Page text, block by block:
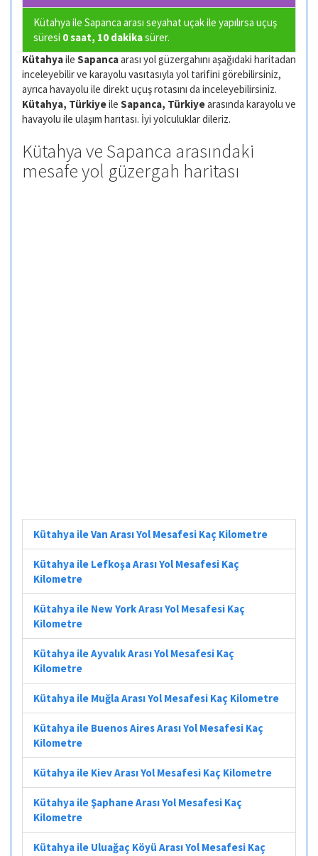
Kütahya ile Sapanca arası seyahat uçak ile yapılırsa uçuş
süresi 0 saat, 10 dakikasürer.
Kütahyaile Sapancaarası yol güzergahını aşağıdaki haritadan
inceleyebilir ve karayolu vasıtasıyla yol tarifini görebilirsiniz,
ayrıca havayolu ile direkt uçuş rotasını da inceleyebilirsiniz.
Kütahya, Türkiyeile Sapanca, Türkiyearasında karayolu ve
havayolu ile ulaşım harıtası. İyi yolculuklar dileriz.
Kütahya ve Sapanca arasındaki
mesafe yol güzergah haritası
Kütahya ile Van Arası Yol Mesafesi Kaç Kilometre
Kütahya ile Lefkoşa Arası Yol Mesafesi Kaç
Kilometre
Kütahya ile New York Arası Yol Mesafesi Kaç
Kilometre
Kütahya ile Ayvalık Arası Yol Mesafesi Kaç
Kilometre
Kütahya ile Muğla Arası Yol Mesafesi Kaç Kilometre
Kütahya ile Buenos Aires Arası Yol Mesafesi Kaç
Kilometre
Kütahya ile Kiev Arası Yol Mesafesi Kaç Kilometre
Kütahya ile Şaphane Arası Yol Mesafesi Kaç
Kilometre
Kütahya ile Uluağaç Köyü Arası Yol Mesafesi Kaç